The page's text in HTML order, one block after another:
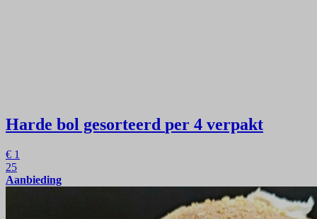
Harde bol gesorteerd per 4 verpakt
€ 1
25
Aanbieding